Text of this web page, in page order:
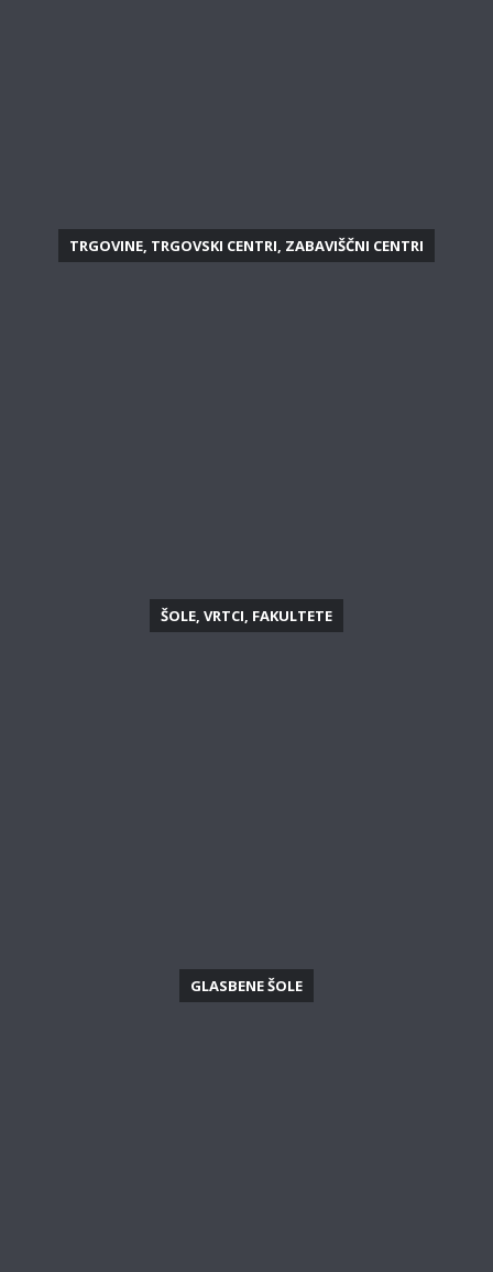
TRGOVINE, TRGOVSKI CENTRI, ZABAVIŠČNI CENTRI
ŠOLE, VRTCI, FAKULTETE
GLASBENE ŠOLE